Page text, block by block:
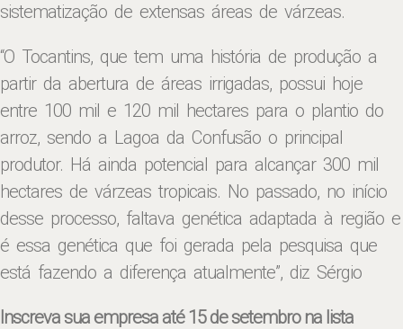
sistematização de extensas áreas de várzeas.
“O Tocantins, que tem uma história de produção a
partir da abertura de áreas irrigadas, possui hoje
entre 100 mil e 120 mil hectares para o plantio do
arroz, sendo a Lagoa da Confusão o principal
produtor. Há ainda potencial para alcançar 300 mil
hectares de várzeas tropicais. No passado, no início
desse processo, faltava genética adaptada à região e
é essa genética que foi gerada pela pesquisa que
está fazendo a diferença atualmente”, diz Sérgio
Inscreva sua empresa até 15 de setembro na lista